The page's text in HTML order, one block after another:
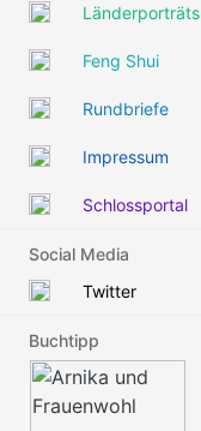
Länderporträts
Feng Shui
Rundbriefe
Impressum
Schlossportal
Social Media
Twitter
Buchtipp